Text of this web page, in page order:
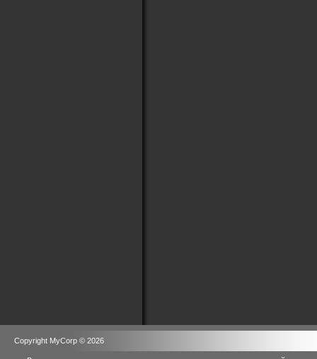
Copyright MyCorp © 2026